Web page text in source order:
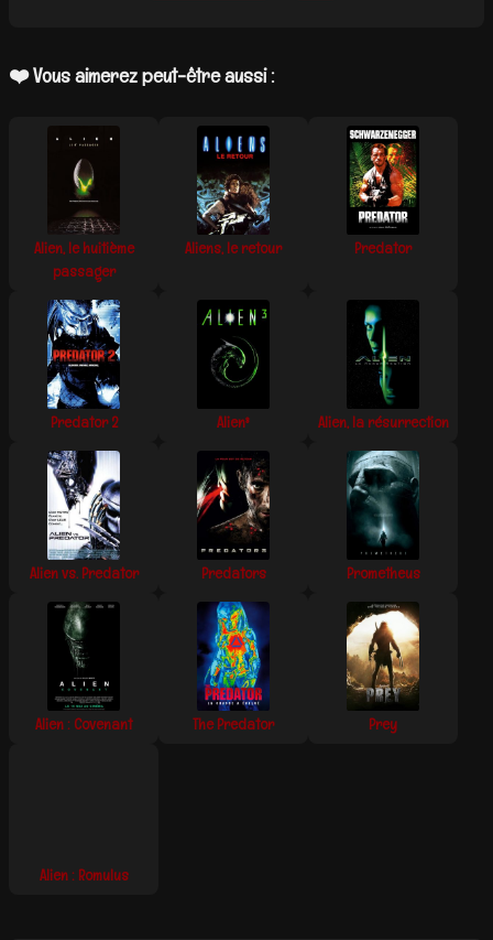
❤️ Vous aimerez peut-être aussi :
Alien, le huitième
passager
Aliens, le retour Predator
Predator 2 Alien³ Alien, la résurrection
Alien vs. Predator Predators Prometheus
Alien : Covenant The Predator Prey
Alien : Romulus